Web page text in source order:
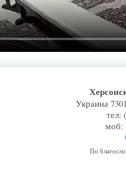
Украина
тел:
моб:
По